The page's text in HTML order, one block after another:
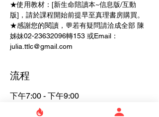
★使用教材：[新生命陪讀本~信息版/互動
版]，請於課程開始前提早至真理書房購買。
★感謝您的閱讀，💬若有疑問請洽成全部 陳
姊妹02-23632096轉153 或Email：
julia.ttlc@gmail.com
流程
下午7:00 - 下午9:00
35 天 2 小時